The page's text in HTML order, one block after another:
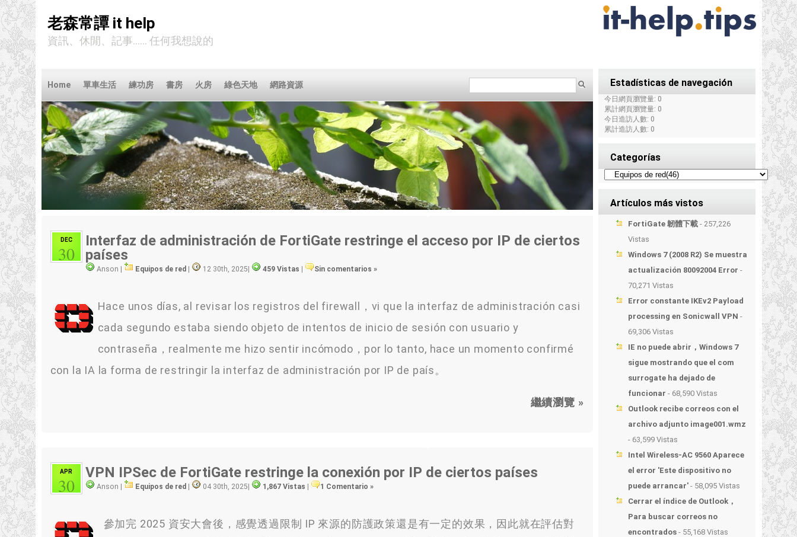
老森常譚 it help
資訊、休閒、記事...... 任何我想說的
Home 單車生活 練功房 書房 火房 綠色天地 網路資源
DEC
30
Interfaz de administración de FortiGate restringe el acceso por IP de ciertos
países
Anson | Equipos de red 12 30th, 2025 459 Vistas Sin comentarios »
Hace unos días, al revisar los registros del firewall，vi que la interfaz de administración casi
cada segundo estaba siendo objeto de intentos de inicio de sesión con usuario y
contraseña，realmente me hizo sentir incómodo，por lo tanto, hace un momento confirmé
con la IA la forma de restringir la interfaz de administración por IP de país。
繼續瀏覽 »
APR
30
VPN IPSec de FortiGate restringe la conexión por IP de ciertos países
Anson | Equipos de red | 04 30th, 2025| 1,867 Vistas | 1 Comentario »
參加完 2025 資安大會後，感覺透過限制 IP 來源的防護政策還是有一定的效果，因此就在評估對
Estadísticas de navegación
今日網頁瀏覽量: 0
累計網頁瀏覽量: 0
今日造訪人數: 0
累計造訪人數: 0
Categorías
Artículos más vistos
FortiGate 韌體下載 - 257,226
Vistas
Windows 7 (2008 R2) Se muestra
actualización 80092004 Error -
70,271 Vistas
Error constante IKEv2 Payload
processing en Sonicwall VPN -
69,306 Vistas
IE no puede abrir，Windows 7
sigue mostrando que el com
surrogate ha dejado de
funcionar - 68,590 Vistas
Outlook recibe correos con el
archivo adjunto image001.wmz
- 63,599 Vistas
Intel Wireless-AC 9560 Aparece
el error 'Este dispositivo no
puede arrancar' - 58,095 Vistas
Cerrar el índice de Outlook，
Para buscar correos no
encontrados - 55,168 Vistas